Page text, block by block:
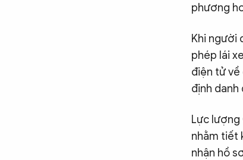
phương
Khi người
phép lái
điện tử về
định
Lực lượng
nhằm tiết
nhận hồ